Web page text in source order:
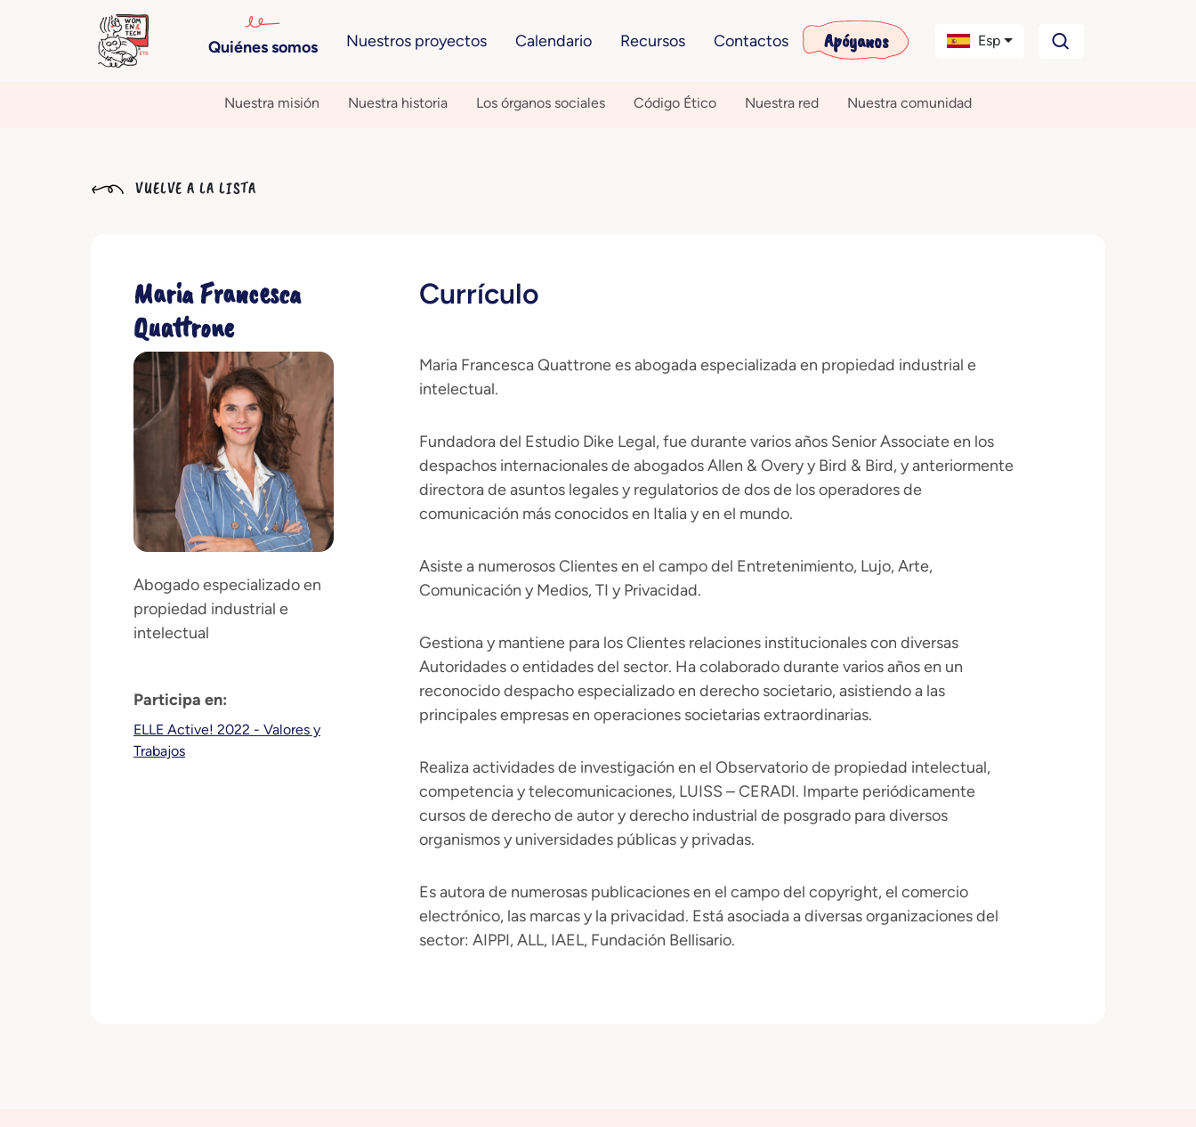
Quiénes somos Nuestros proyectos Calendario Recursos Contactos Apóyanos Esp
Nuestra misión Nuestra historia Los órganos sociales Código Ético Nuestra red Nuestra comunidad
VUELVE A LA LISTA
Maria Francesca
Quattrone
Abogado especializado en
propiedad industrial e
intelectual
Participa en:
ELLE Active! 2022 - Valores y
Trabajos
Currículo
Maria Francesca Quattrone es abogada especializada en propiedad industrial e
intelectual.
Fundadora del Estudio Dike Legal, fue durante varios años Senior Associate en los
despachos internacionales de abogados Allen & Overy y Bird & Bird, y anteriormente
directora de asuntos legales y regulatorios de dos de los operadores de
comunicación más conocidos en Italia y en el mundo.
Asiste a numerosos Clientes en el campo del Entretenimiento, Lujo, Arte,
Comunicación y Medios, TI y Privacidad.
Gestiona y mantiene para los Clientes relaciones institucionales con diversas
Autoridades o entidades del sector. Ha colaborado durante varios años en un
reconocido despacho especializado en derecho societario, asistiendo a las
principales empresas en operaciones societarias extraordinarias.
Realiza actividades de investigación en el Observatorio de propiedad intelectual,
competencia y telecomunicaciones, LUISS – CERADI. Imparte periódicamente
cursos de derecho de autor y derecho industrial de posgrado para diversos
organismos y universidades públicas y privadas.
Es autora de numerosas publicaciones en el campo del copyright, el comercio
electrónico, las marcas y la privacidad. Está asociada a diversas organizaciones del
sector: AIPPI, ALL, IAEL, Fundación Bellisario.